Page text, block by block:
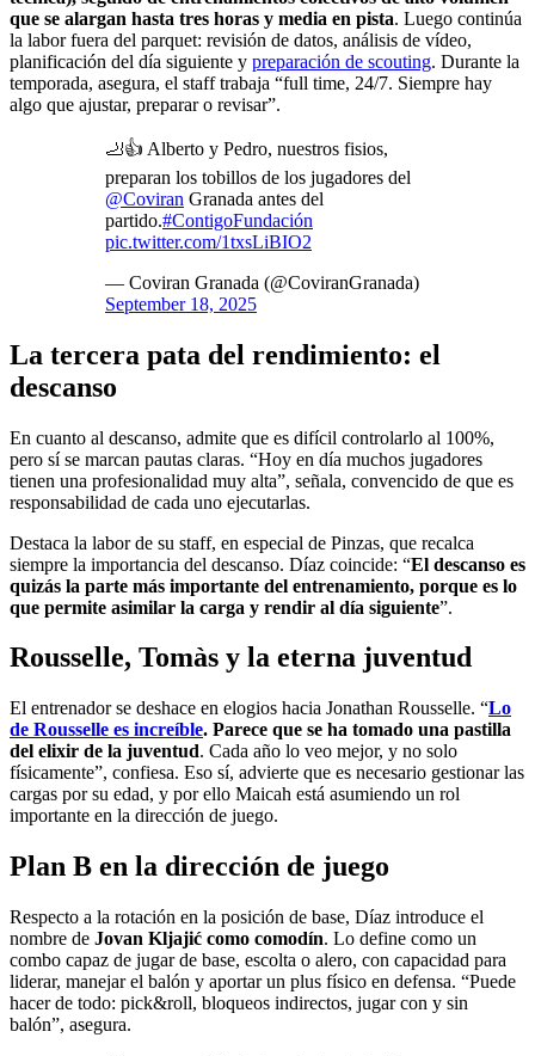
que se alargan hasta tres horas y media en pista. Luego continúa
la labor fuera del parquet: revisión de datos, análisis de vídeo,
planificación del día siguiente y preparación de scouting. Durante la
temporada, asegura, el staff trabaja “full time, 24/7. Siempre hay
algo que ajustar, preparar o revisar”.
🦶👍 Alberto y Pedro, nuestros fisios,
preparan los tobillos de los jugadores del
@Coviran Granada antes del
partido.#ContigoFundación
pic.twitter.com/1txsLiBIO2
— Coviran Granada (@CoviranGranada)
September 18, 2025
La tercera pata del rendimiento: el
descanso
En cuanto al descanso, admite que es difícil controlarlo al 100%,
pero sí se marcan pautas claras. “Hoy en día muchos jugadores
tienen una profesionalidad muy alta”, señala, convencido de que es
responsabilidad de cada uno ejecutarlas.
Destaca la labor de su staff, en especial de Pinzas, que recalca
siempre la importancia del descanso. Díaz coincide: “El descanso es
quizás la parte más importante del entrenamiento, porque es lo
que permite asimilar la carga y rendir al día siguiente”.
Rousselle, Tomàs y la eterna juventud
El entrenador se deshace en elogios hacia Jonathan Rousselle. “Lo
de Rousselle es increíble. Parece que se ha tomado una pastilla
del elixir de la juventud. Cada año lo veo mejor, y no solo
físicamente”, confiesa. Eso sí, advierte que es necesario gestionar las
cargas por su edad, y por ello Maicah está asumiendo un rol
importante en la dirección de juego.
Plan B en la dirección de juego
Respecto a la rotación en la posición de base, Díaz introduce el
nombre de Jovan Kljajić como comodín. Lo define como un
combo capaz de jugar de base, escolta o alero, con capacidad para
liderar, manejar el balón y aportar un plus físico en defensa. “Puede
hacer de todo: pick&roll, bloqueos indirectos, jugar con y sin
balón”, asegura.